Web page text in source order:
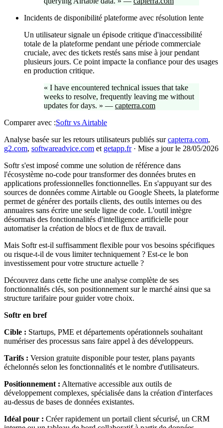
Incidents de disponibilité plateforme avec résolution lente
Un utilisateur signale un épisode critique d'inaccessibilité
totale de la plateforme pendant une période commerciale
cruciale, avec des tickets restés sans mise à jour pendant
plusieurs jours. Ce point impacte la confiance pour des usages
en production critique.
« I have encountered technical issues that take
weeks to resolve, frequently leaving me without
updates for days. » — capterra.com
Comparer avec :Softrvs Airtable
Analyse basée sur les retours utilisateurs publiés surcapterra.com,
g2.com, softwareadvice.com et getapp.fr· Mise a jour le 28/05/2026
Softr s'est imposé comme une solution de référence dans
l'écosystème no-code pour transformer des données brutes en
applications professionnelles fonctionnelles. En s'appuyant sur des
sources de données comme Airtable ou Google Sheets, la plateforme
permet de générer des portails clients, des outils internes ou des
annuaires sans écrire une seule ligne de code. L'outil intègre
désormais des fonctionnalités d'intelligence artificielle pour
automatiser la création de blocs et de flux de travail.
Mais Softr est-il suffisamment flexible pour vos besoins spécifiques
ou risque-t-il de vous limiter techniquement ? Est-ce le bon
investissement pour votre structure actuelle ?
Découvrez dans cette fiche une analyse complète de ses
fonctionnalités clés, son positionnement sur le marché ainsi que sa
structure tarifaire pour guider votre choix.
Softr en bref
Cible : Startups, PME et départements opérationnels souhaitant
numériser des processus sans faire appel à des développeurs.
Tarifs : Version gratuite disponible pour tester, plans payants
échelonnés selon les fonctionnalités et le nombre d'utilisateurs.
Positionnement : Alternative accessible aux outils de
développement complexes, spécialisée dans la création d'interfaces
au-dessus de bases de données existantes.
Idéal pour : Créer rapidement un portail client sécurisé, un CRM